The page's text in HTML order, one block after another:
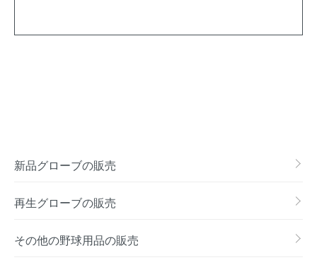
新品グローブの販売
再生グローブの販売
その他の野球用品の販売